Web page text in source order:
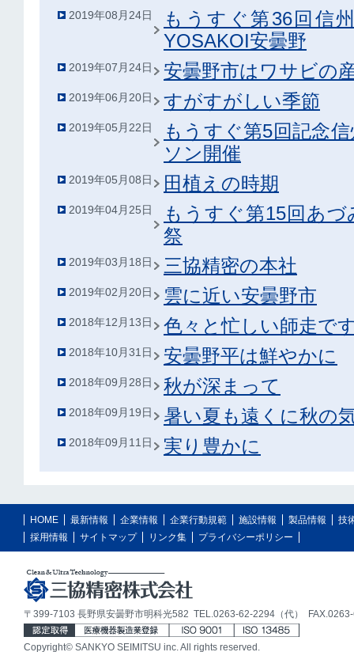
2019年08月24日
もうすぐ第36回信
YOSAKOI安曇野
2019年07月24日 安曇野市はワサビの
2019年06月20日 すがすがしい季節
2019年05月22日
もうすぐ第5回記念
ソン開催
2019年05月08日 田植えの時期
2019年04月25日
もうすぐ第15回あ
祭
2019年03月18日 三協精密の本社
2019年02月20日 雲に近い安曇野市
2018年12月13日 色々と忙しい師走で
2018年10月31日 安曇野平は鮮やかに
2018年09月28日 秋が深まって
2018年09月19日 暑い夏も遠くに秋の
2018年09月11日 実り豊かに
HOME 最新情報 企業情報 企業行動規範 施設情報 製品情報
技
採用情報
サイトマップ リンク集 プライバシーポリシー
〒399-7103 長野県安曇野市明科光582 TEL.0263-62-2294（代）
Copyright© SANKYO SEIMITSU inc. All rights reserved.